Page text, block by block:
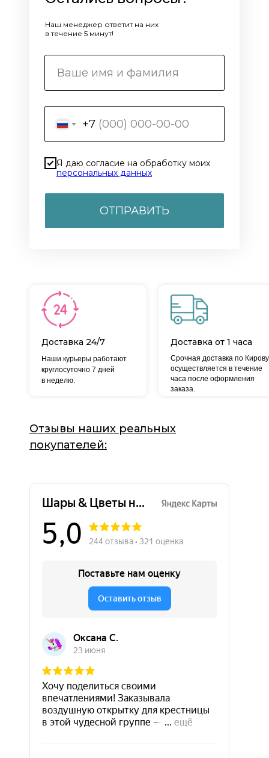
+7
Я даю согласие на обработку моих
персональных данных
ОТПРАВИТЬ
Наш менеджер ответит на них
в течение 5 минут!
Доставка 24/7
Срочная доставка по Кирову
осуществляется в течение
часа после оформления
заказа.
Наши курьеры работают
круглосуточно 7 дней
в неделю.
Доставка от 1 часа
Отзывы наших реальных
покупателей: